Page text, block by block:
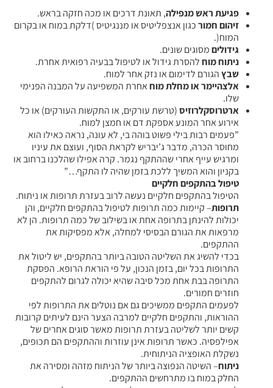
פגיעת ראש מנפילה, תאונת דרכים או מכה חזקה בראש.
זיהום חמורכגון אנצפליטיס או מננגיטיס )דלקת במוח או בקרום
המוח(.
גידוליםמסוגים שונים.
ניתוח מוחלהסרת גידול או לטיפול בבעיה רפואית אחרת.
שבץהגורם לדימום או נזק אחר למוח.
אלצהיימר או מחלת מוחאחרת המשפיעה על המבנה הפנימי
שלו.
ארטרוסקלרוזיס(טרשת עורקים, או התקשות העורקים) או כל
אירוע אחר המונע אספקת דם או חמצן למוח.
”פעמים רבות בילי פשוט בוהה בי, לא עונה, נראה כאילו הוא
מחוסר הכרה, מדבר ג’יבריש לקראת הסוף, ועוצם את עיניו
ומרגיש עייף אחרי שההתקף נגמר. קרה אפילו שהלכנו ברחוב או
בקניון והוא המשיך ללכת בזמן שהיה לו התקף…”
טיפול בהתקפים חלקיים
הטיפול בהתקפים חלקיים נעשה לרוב בעזרת תרופות או ניתוח.
תרופות– קיימות כמה תרופות לטיפול בהתקפים חלקיים, והן
יכולות להינתן בתרופה אחת או בשילוב של כמה תרופות. הן לא
מרפאות את הגורם הבסיסי למחלה, אלא מפסיקות את
ההתקפים.
בכדי להשיג את השליטה הטובה ביותר בהתקפים, יש ליטול את
התרופות בכל יום, בזמן הנכון, על פי הוראת הרופא. הפסקת
התרופה בבת אחת מכל סיבה שהיא יכולה לגרום להתקפים
חוזרים חמורים.
לפעמים התקפים ממשיכים גם אם נוטלים את התרופות לפי
ההוראות, והתקפים חלקיים למרבה הצער הינם לעיתים קרובות
קשים יותר לשליטה בעזרת תרופות מאשר סוגים אחרים של
אפילפסיה. כאשר תרופות אינן עוזרות וההתקפים הם תכופים,
נשקלת האופציה הניתוחית.
ניתוח– השיטה הנפוצה ביותר של הניתוח מזהה ומסירה את
החלק במוח בו מתרחשים ההתקפים.